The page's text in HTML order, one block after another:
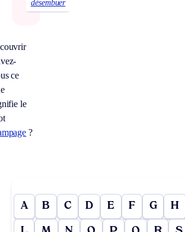
désembuer
ce
le
?
A B C D E F G H